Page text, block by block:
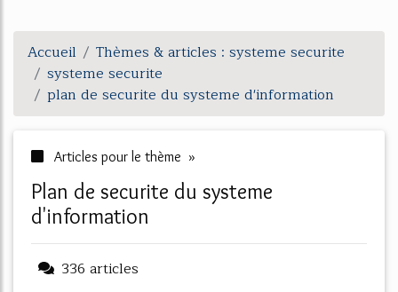
Accueil
Thèmes & articles : systeme securite
systeme securite
plan de securite du systeme d'information
Articles pour le thème »
plan de securite du systeme
d'information
336 articles